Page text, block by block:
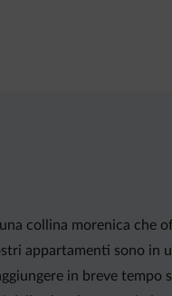
collina morenica che
appartamenti sono
in breve